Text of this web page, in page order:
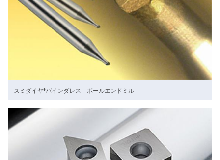
スミダイヤ®バインダレス ボールエンドミル